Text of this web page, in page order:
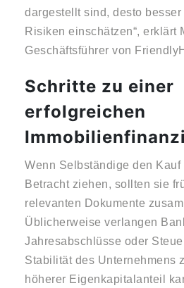
dargestellt sind, desto
Risiken einschätzen“, erklärt
Geschäftsführer von
Schritte zu einer
erfolgreichen
Wenn Selbständige den
Betracht ziehen, sollten sie
relevanten Dokumente
Üblicherweise verlangen
Jahresabschlüsse oder
Stabilität des Unternehmens
höherer Eigenkapitalanteil